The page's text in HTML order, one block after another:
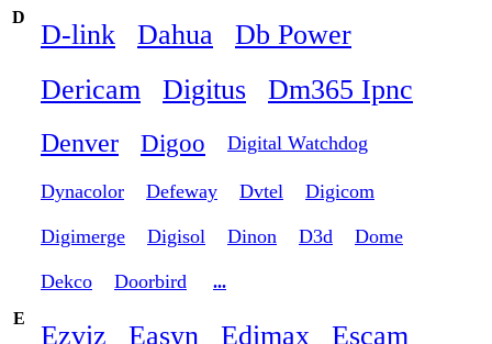
D
D-link Dahua
Db Power
Dericam
Digitus Dm365 Ipnc
Denver Digoo Digital Watchdog
Dynacolor Defeway Dvtel Digicom
Digimerge Digisol Dinon D3d Dome
Dekco Doorbird
...
E
Ezviz Easyn Edimax
Escam